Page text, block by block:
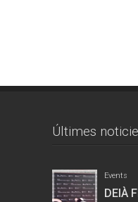
Últimes
Events
DEIÀ